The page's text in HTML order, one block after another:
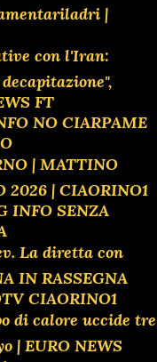
|
con l'Iran:
FT
NO CIARPAME
| MATTINO
2026 | CIAORINO1
INFO SENZA
La diretta con
IN RASSEGNA
CIAORINO1
di calore uccide tre
| EURO NEWS